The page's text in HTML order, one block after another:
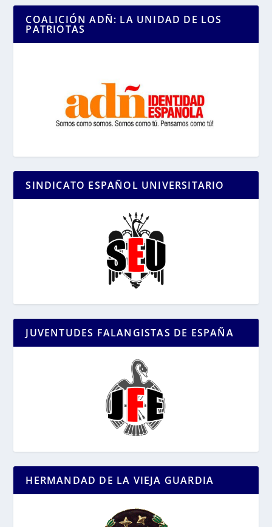
COALICIÓN ADÑ: LA UNIDAD DE LOS
PATRIOTAS
SINDICATO ESPAÑOL UNIVERSITARIO
JUVENTUDES FALANGISTAS DE ESPAÑA
HERMANDAD DE LA VIEJA GUARDIA